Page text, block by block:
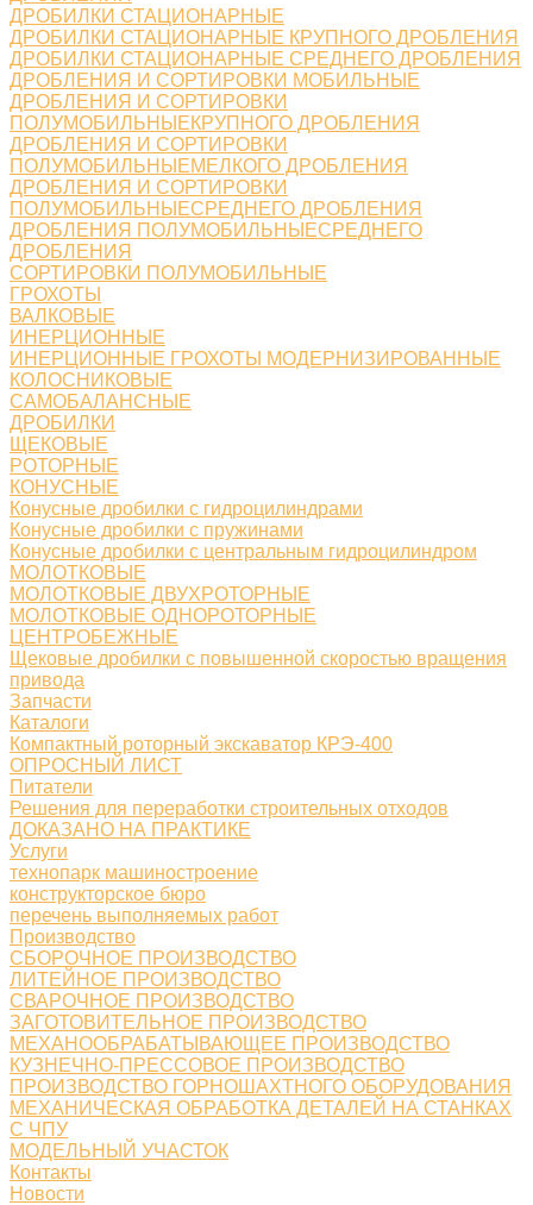
ДРОБИЛКИ СТАЦИОНАРНЫЕ
ДРОБИЛКИ СТАЦИОНАРНЫЕ КРУПНОГО ДРОБЛЕНИЯ
ДРОБИЛКИ СТАЦИОНАРНЫЕ СРЕДНЕГО ДРОБЛЕНИЯ
ДРОБЛЕНИЯ И СОРТИРОВКИ МОБИЛЬНЫЕ
ДРОБЛЕНИЯ И СОРТИРОВКИ
ПОЛУМОБИЛЬНЫЕКРУПНОГО ДРОБЛЕНИЯ
ДРОБЛЕНИЯ И СОРТИРОВКИ
ПОЛУМОБИЛЬНЫЕМЕЛКОГО ДРОБЛЕНИЯ
ДРОБЛЕНИЯ И СОРТИРОВКИ
ПОЛУМОБИЛЬНЫЕСРЕДНЕГО ДРОБЛЕНИЯ
ДРОБЛЕНИЯ ПОЛУМОБИЛЬНЫЕСРЕДНЕГО
ДРОБЛЕНИЯ
СОРТИРОВКИ ПОЛУМОБИЛЬНЫЕ
ГРОХОТЫ
ВАЛКОВЫЕ
ИНЕРЦИОННЫЕ
ИНЕРЦИОННЫЕ ГРОХОТЫ МОДЕРНИЗИРОВАННЫЕ
КОЛОСНИКОВЫЕ
САМОБАЛАНСНЫЕ
ДРОБИЛКИ
ЩЕКОВЫЕ
РОТОРНЫЕ
КОНУСНЫЕ
Конусные дробилки с гидроцилиндрами
Конусные дробилки с пружинами
Конусные дробилки с центральным гидроцилиндром
МОЛОТКОВЫЕ
МОЛОТКОВЫЕ ДВУХРОТОРНЫЕ
МОЛОТКОВЫЕ ОДНОРОТОРНЫЕ
ЦЕНТРОБЕЖНЫЕ
Щековые дробилки с повышенной скоростью вращения
привода
Запчасти
Каталоги
Компактный роторный экскаватор КРЭ-400
ОПРОСНЫЙ ЛИСТ
Питатели
Решения для переработки строительных отходов
ДОКАЗАНО НА ПРАКТИКЕ
Услуги
технопарк машиностроение
конструкторское бюро
перечень выполняемых работ
Производство
СБОРОЧНОЕ ПРОИЗВОДСТВО
ЛИТЕЙНОЕ ПРОИЗВОДСТВО
СВАРОЧНОЕ ПРОИЗВОДСТВО
ЗАГОТОВИТЕЛЬНОЕ ПРОИЗВОДСТВО
МЕХАНООБРАБАТЫВАЮЩЕЕ ПРОИЗВОДСТВО
КУЗНЕЧНО-ПРЕССОВОЕ ПРОИЗВОДСТВО
ПРОИЗВОДСТВО ГОРНОШАХТНОГО ОБОРУДОВАНИЯ
МЕХАНИЧЕСКАЯ ОБРАБОТКА ДЕТАЛЕЙ НА СТАНКАХ
С ЧПУ
МОДЕЛЬНЫЙ УЧАСТОК
Контакты
Новости